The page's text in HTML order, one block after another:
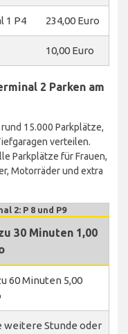
1 P4 234,00 Euro
10,00 Euro
2 Parken am
15.000 Parkplätze,
verteilen.
Parkplätze für Frauen,
Motorräder und extra
2: P 8 und P9
30 Minuten 1,00
60 Minuten 5,00
weitere Stunde oder